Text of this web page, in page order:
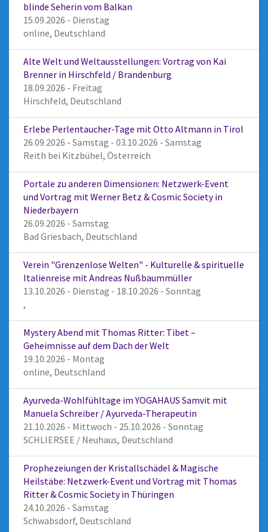
blinde Seherin vom Balkan
15.09.2026 - Dienstag
online, Deutschland
Alte Welt und Weltausstellungen: Vortrag von Kai
Brenner in Hirschfeld / Brandenburg
18.09.2026 - Freitag
Hirschfeld, Deutschland
Erlebe Perlentaucher-Tage mit Otto Altmann in Tirol
26.09.2026 - Samstag - 03.10.2026 - Samstag
Reith bei Kitzbühel, Österreich
Portale zu anderen Dimensionen: Netzwerk-Event
und Vortrag mit Werner Betz & Cosmic Society in
Niederbayern
26.09.2026 - Samstag
Bad Griesbach, Deutschland
Verein "Grenzenlose Welten" - Kulturelle & spirituelle
Italienreise mit Andreas Nußbaummüller
13.10.2026 - Dienstag - 18.10.2026 - Sonntag
,
Mystery Abend mit Thomas Ritter: Tibet –
Geheimnisse auf dem Dach der Welt
19.10.2026 - Montag
online, Deutschland
Ayurveda-Wohlfühltage im YOGAHAUS Samvit mit
Manuela Schreiber / Ayurveda-Therapeutin
21.10.2026 - Mittwoch - 25.10.2026 - Sonntag
SCHLIERSEE / Neuhaus, Deutschland
Prophezeiungen der Kristallschädel & Magische
Heilstäbe: Netzwerk-Event und Vortrag mit Thomas
Ritter & Cosmic Society in Thüringen
24.10.2026 - Samstag
Schwabsdorf, Deutschland